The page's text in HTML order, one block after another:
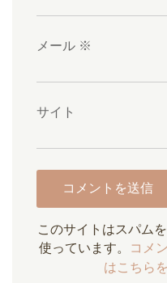
メール ※
サイト
このサイトはスパム
使っています。
コメ
はこちら